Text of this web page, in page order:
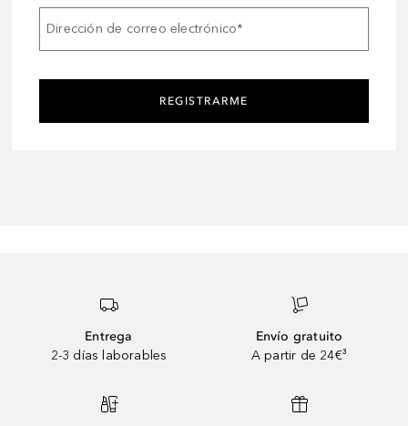
Dirección de correo electrónico*
REGISTRARME
Entrega
2-3 días laborables
Envío gratuito
A partir de 24€³